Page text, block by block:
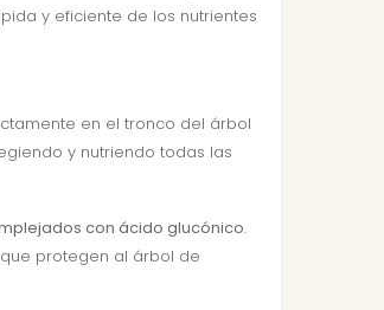
y eficiente de los nutrientes
en el tronco del árbol
y nutriendo todas las
con ácido glucónico.
protegen al árbol de